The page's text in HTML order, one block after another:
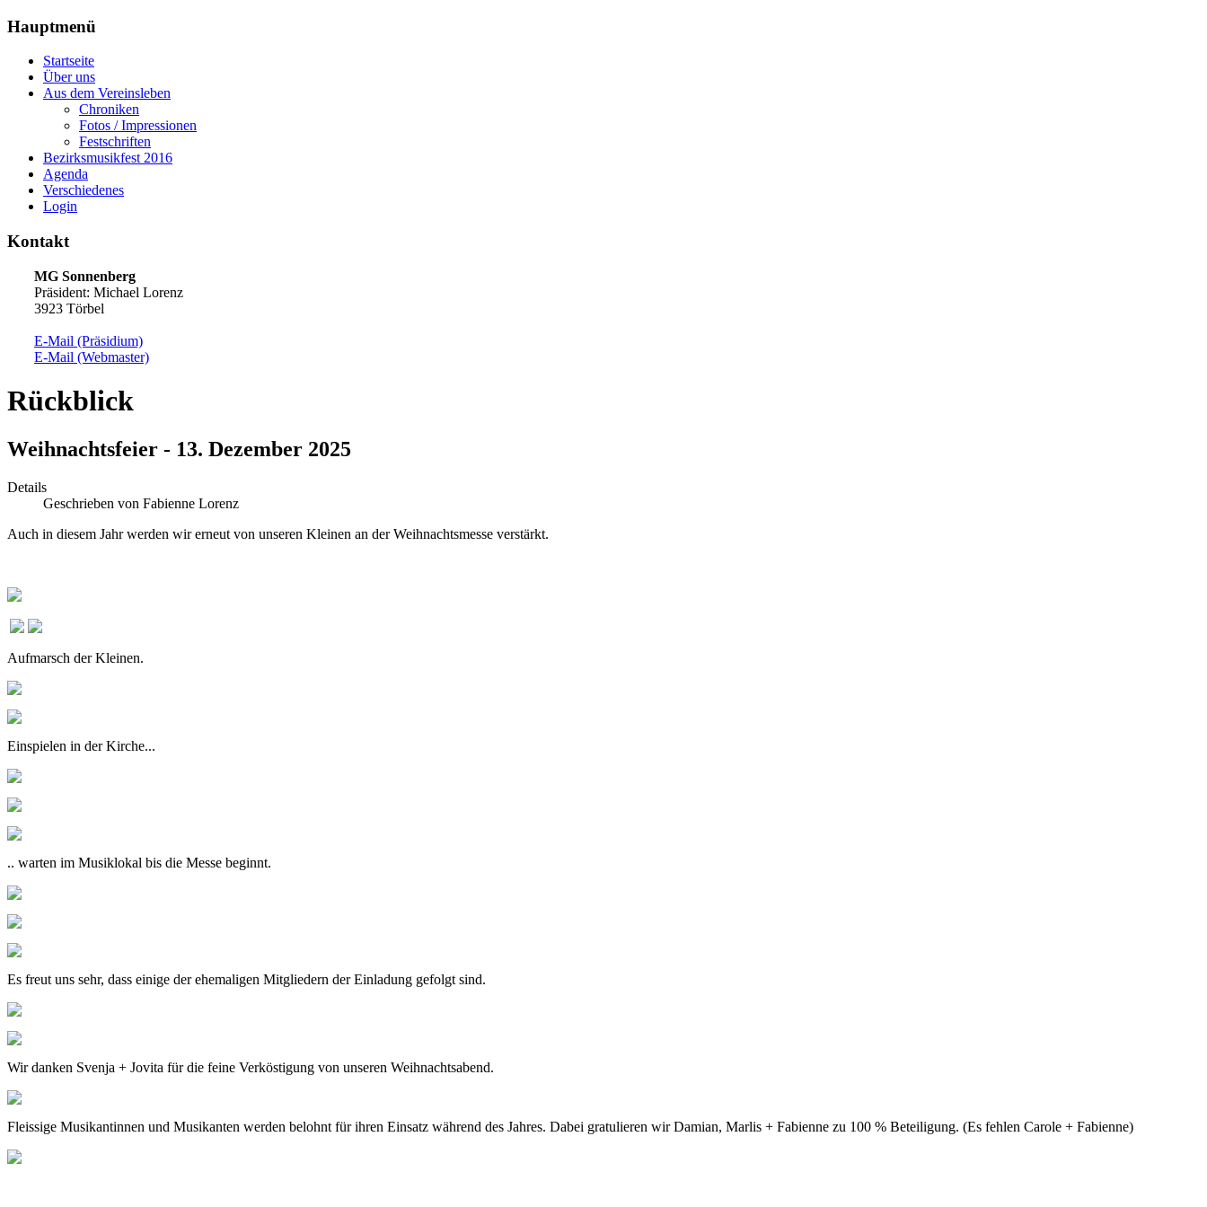
Hauptmenü
Startseite
Über uns
Aus dem Vereinsleben
Chroniken
Fotos / Impressionen
Festschriften
Bezirksmusikfest 2016
Agenda
Verschiedenes
Login
Kontakt
MG Sonnenberg
Präsident: Michael Lorenz
3923 Törbel
E-Mail (Präsidium)
E-Mail (Webmaster)
Rückblick
Weihnachtsfeier - 13. Dezember 2025
Details
Geschrieben von Fabienne Lorenz
Auch in diesem Jahr werden wir erneut von unseren Kleinen an der Weihnachtsmesse verstärkt.
Aufmarsch der Kleinen.
Einspielen in der Kirche...
.. warten im Musiklokal bis die Messe beginnt.
Es freut uns sehr, dass einige der ehemaligen Mitgliedern der Einladung gefolgt sind.
Wir danken Svenja + Jovita für die feine Verköstigung von unseren Weihnachtsabend.
Fleissige Musikantinnen und Musikanten werden belohnt für ihren Einsatz während des Jahres. Dabei gratulieren wir Damian, Marlis + Fabienne zu 100 % Beteiligung. (Es fehlen Carole + Fabienne)